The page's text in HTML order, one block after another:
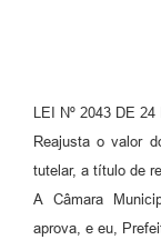
Portal da
Fila de espera SUS
LEI Nº 2043 DE
Reajusta o valor
tutelar, a título de
A Câmara
aprova, e eu,